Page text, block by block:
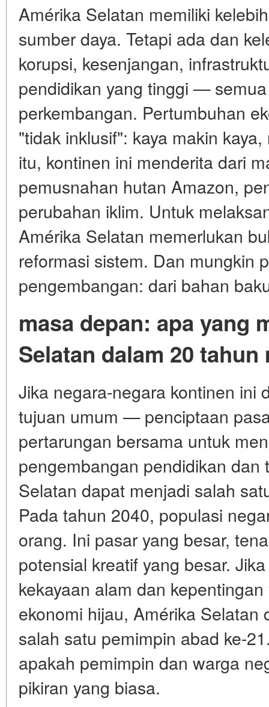
Amérika Selatan memiliki
sumber daya. Tetapi ada dan
korupsi, kesenjangan,
pendidikan yang tinggi —
perkembangan. Pertumbuhan
"tidak inklusif": kaya makin
itu, kontinen ini menderita dari
pemusnahan hutan Amazon,
perubahan iklim. Untuk
Amérika Selatan memerlukan
reformasi sistem. Dan mungkin
pengembangan: dari bahan
masa depan: apa yang
Selatan dalam 20 tahun
Jika negara-negara kontinen ini
tujuan umum — penciptaan
pertarungan bersama untuk
pengembangan pendidikan
Selatan dapat menjadi salah
Pada tahun 2040, populasi
orang. Ini pasar yang besar,
potensial kreatif yang besar.
kekayaan alam dan
ekonomi hijau, Amérika Selatan
salah satu pemimpin abad ke-
apakah pemimpin dan warga
pikiran yang biasa.